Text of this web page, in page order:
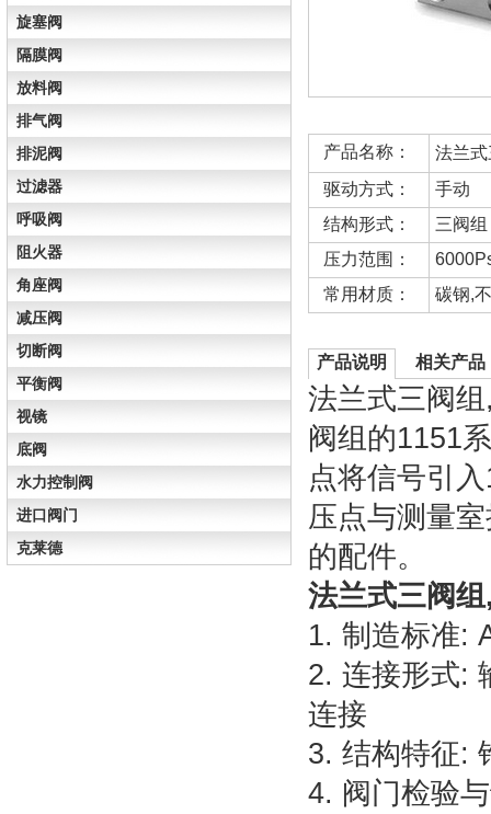
旋塞阀
隔膜阀
放料阀
排气阀
排泥阀
过滤器
呼吸阀
阻火器
角座阀
减压阀
切断阀
平衡阀
视镜
底阀
水力控制阀
进口阀门
克莱德
产品名称：
法兰
驱动方式：
手动
结构形式：
三阀组
压力范围：
常用材质：
碳钢,
产品说明 相关产品
法兰式三阀
阀组的1151
点将信号引
压点与测量
的配件。
法兰式三阀
1. 制造标准:
2. 连接形式:
连接
3. 结构特征:
4. 阀门检验